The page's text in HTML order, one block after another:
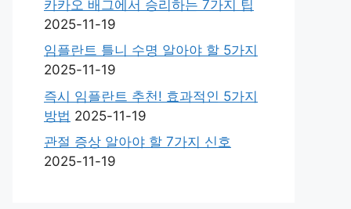
카카오 배그에서 승리하는 7가지 팁
2025-11-19
임플란트 틀니 수명 알아야 할 5가지
2025-11-19
즉시 임플란트 추천! 효과적인 5가지
방법 2025-11-19
관절 증상 알아야 할 7가지 신호
2025-11-19